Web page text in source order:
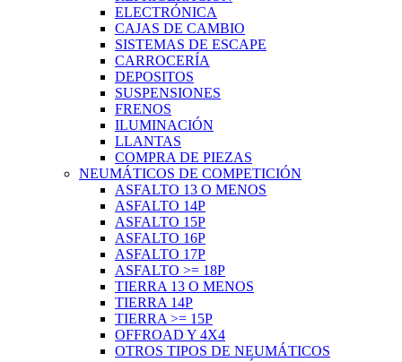
ELECTRÓNICA
CAJAS DE CAMBIO
SISTEMAS DE ESCAPE
CARROCERÍA
DEPOSITOS
SUSPENSIONES
FRENOS
ILUMINACIÓN
LLANTAS
COMPRA DE PIEZAS
NEUMÁTICOS DE COMPETICIÓN
ASFALTO 13 O MENOS
ASFALTO 14P
ASFALTO 15P
ASFALTO 16P
ASFALTO 17P
ASFALTO >= 18P
TIERRA 13 O MENOS
TIERRA 14P
TIERRA >= 15P
OFFROAD Y 4X4
OTROS TIPOS DE NEUMÁTICOS